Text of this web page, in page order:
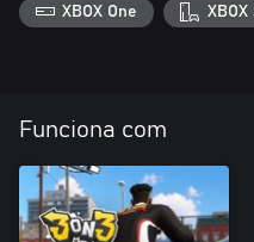
XBOX One
Funciona com